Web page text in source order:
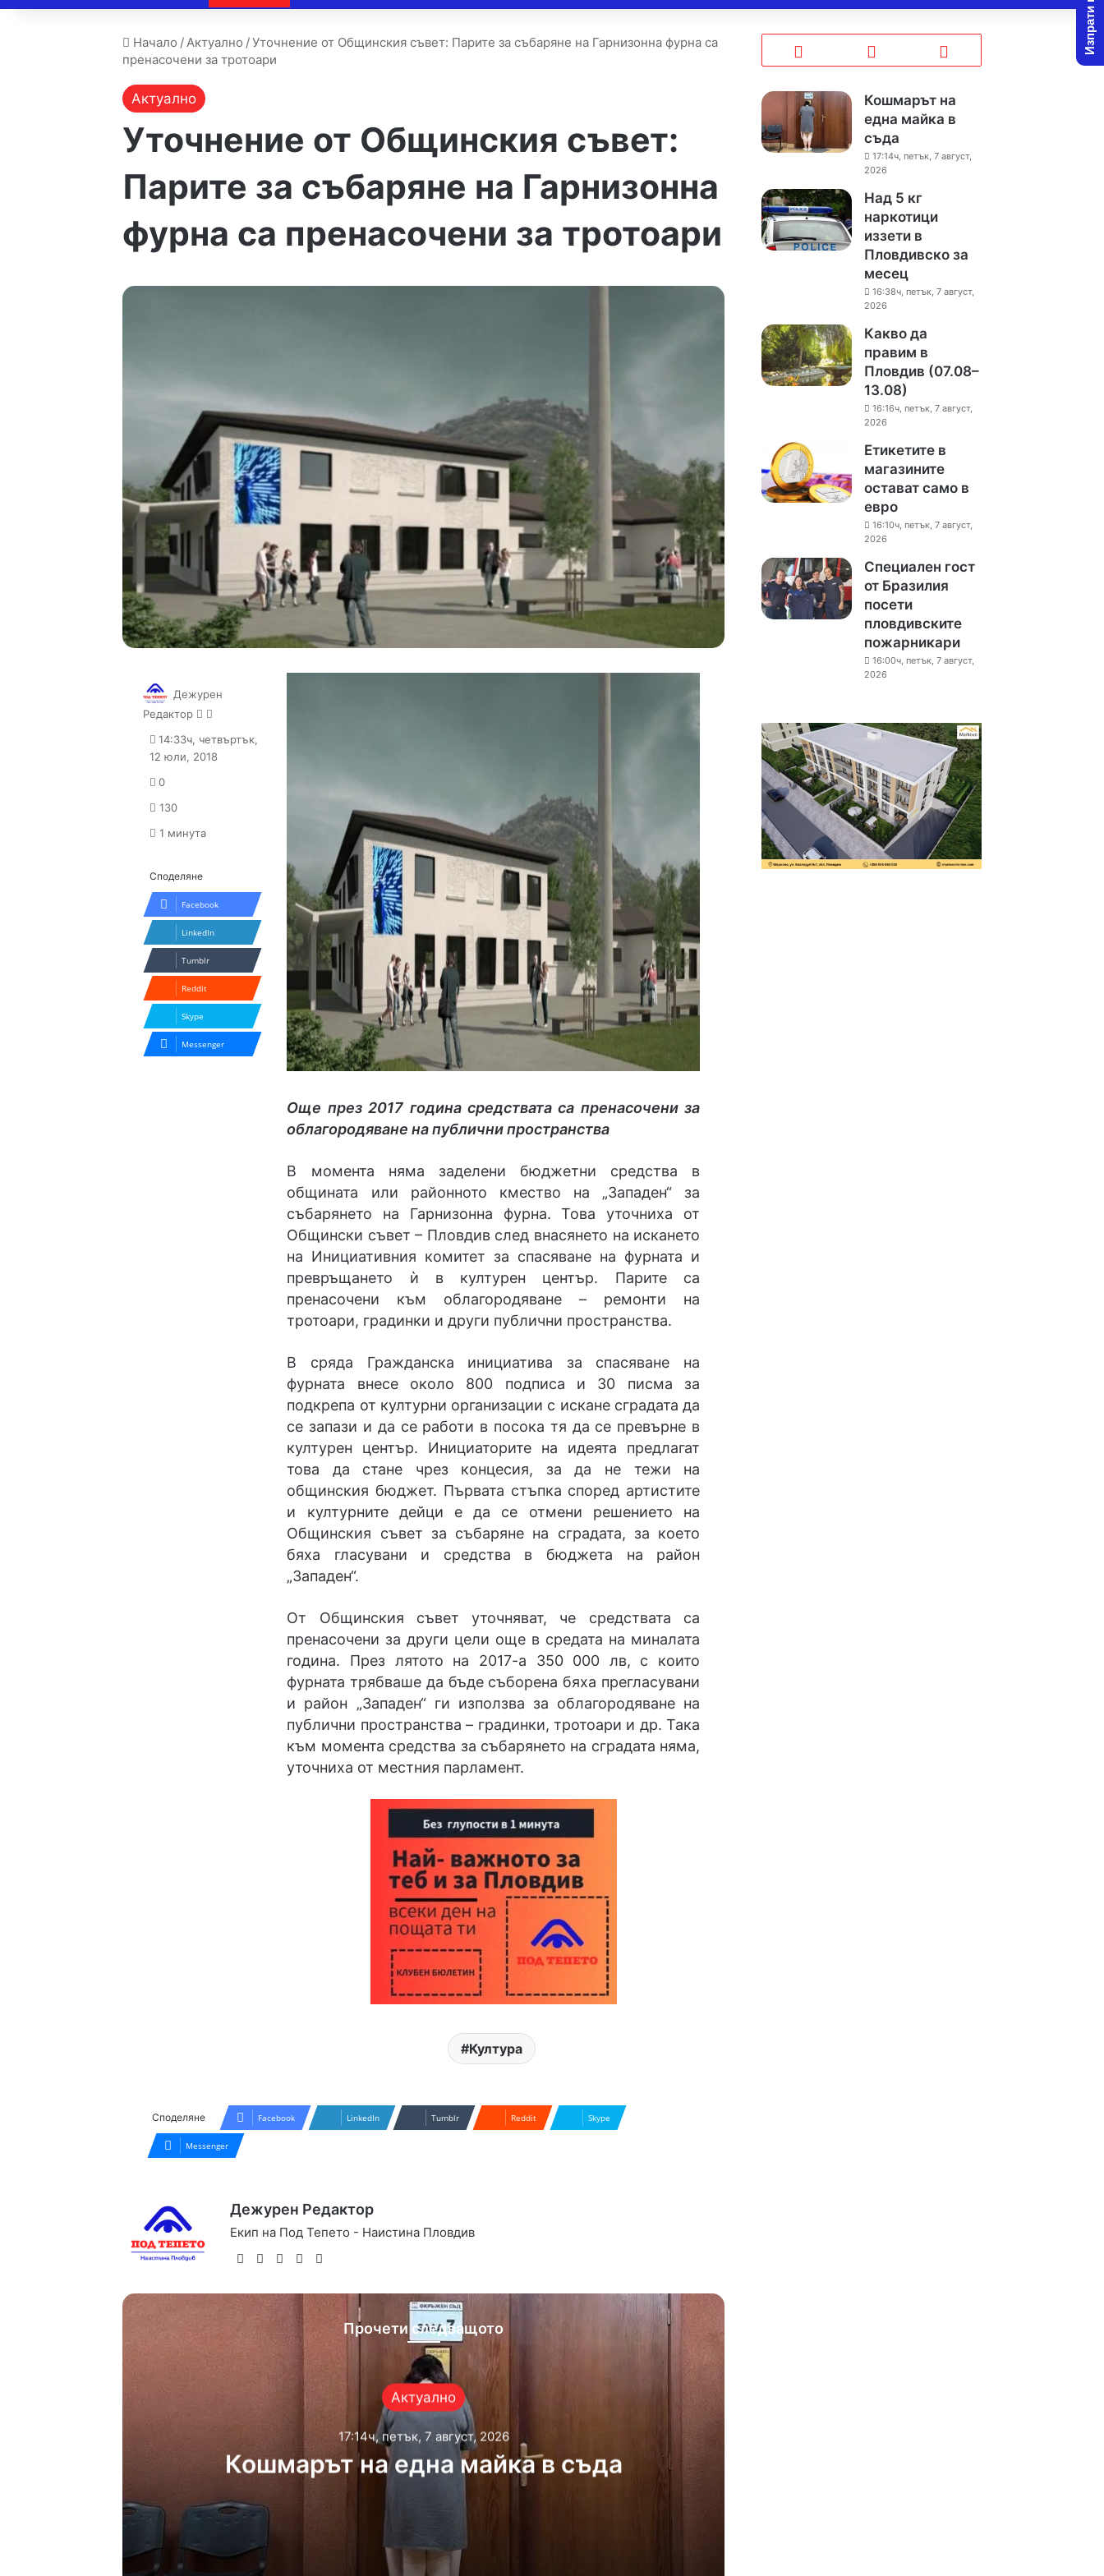
Начало /Актуално /Уточнение от Общинския съвет: Парите за събаряне на Гарнизонна фурна са
пренасочени за тротоари
Актуално
Уточнение от Общинския съвет:
Парите за събаряне на Гарнизонна
фурна са пренасочени за тротоари
Още през 2017 година средствата са пренасочени за
облагородяване на публични пространства
В момента няма заделени бюджетни средства в
общината или районното кмество на „Западен“ за
събарянето на Гарнизонна фурна. Това уточниха от
Общински съвет – Пловдив след внасянето на искането
на Инициативния комитет за спасяване на фурната и
превръщането ѝ в културен център. Парите са
пренасочени към облагородяване – ремонти на
тротоари, градинки и други публични пространства.
В сряда Гражданска инициатива за спасяване на
фурната внесе около 800 подписа и 30 писма за
подкрепа от културни организации с искане сградата да
се запази и да се работи в посока тя да се превърне в
културен център. Инициаторите на идеята предлагат
това да стане чрез концесия, за да не тежи на
общинския бюджет. Първата стъпка според артистите
и културните дейци е да се отмени решението на
Общинския съвет за събаряне на сградата, за което
бяха гласувани и средства в бюджета на район
„Западен“.
От Общинския съвет уточняват, че средствата са
пренасочени за други цели още в средата на миналата
година. През лятото на 2017-а 350 000 лв, с които
фурната трябваше да бъде съборена бяха прегласувани
и район „Западен“ ги използва за облагородяване на
публични пространства – градинки, тротоари и др. Така
към момента средства за събарянето на сградата няма,
уточниха от местния парламент.
Култура
Дежурен
Редактор
Follow
X email
14:33ч, четвъртък,
12 юли, 2018
0
130
1 минута
Споделяне
Facebook
LinkedIn
Tumblr
Reddit
Skype
Messenger
Споделяне Facebook LinkedIn Tumblr Reddit Skype
Messenger
Дежурен Редактор
Екип на Под Тепето - Наистина Пловдив
WebsiteFacebook
X YouTube
Прочети следващото
Актуално
17:14ч, петък, 7 август, 2026
Кошмарът на една майка в съда
17:14ч, петък, 7 август, 2026
Кошмарът на
една майка в
съда
17:14ч, петък, 7 август,
2026
Над 5 кг
наркотици
иззети в
Пловдивско за
месец
16:38ч, петък, 7 август,
2026
Какво да
правим в
Пловдив (07.08–
13.08)
16:16ч, петък, 7 август,
2026
Етикетите в
магазините
остават само в
евро
16:10ч, петък, 7 август,
2026
Специален гост
от Бразилия
посети
пловдивските
пожарникари
16:00ч, петък, 7 август,
2026